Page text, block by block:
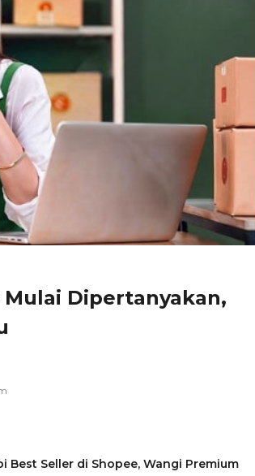
Dipertanyakan,
Best Seller di Shopee, Wangi Premium